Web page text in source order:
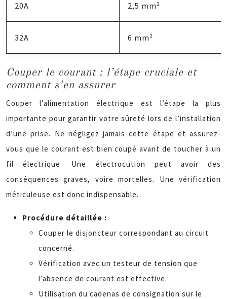
20A 2,5 mm²
32A 6 mm²
Couper le courant : l’étape cruciale et
comment s’en assurer
Couper l’alimentation électrique est l’étape la plus
importante pour garantir votre sûreté lors de l’installation
d’une prise. Ne négligez jamais cette étape et assurez-
vous que le courant est bien coupé avant de toucher à un
fil électrique. Une électrocution peut avoir des
conséquences graves, voire mortelles. Une vérification
méticuleuse est donc indispensable.
Procédure détaillée :
Couper le disjoncteur correspondant au circuit
concerné.
Vérification avec un testeur de tension que
l’absence de courant est effective.
Utilisation du cadenas de consignation sur le